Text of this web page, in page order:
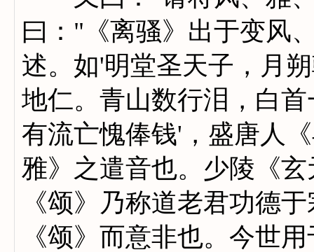
曰："《离骚》出于变风
述。如'明堂圣天子，月
地仁。青山数行泪，白
有流亡愧俸钱'，盛唐人
雅》之遣音也。少陵《
《颂》乃称道老君功德
《颂》而意非也。今世